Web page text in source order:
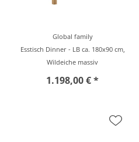
Global family
Esstisch Dinner - LB ca. 180x90 cm,
Wildeiche massiv
1.198,00 € *